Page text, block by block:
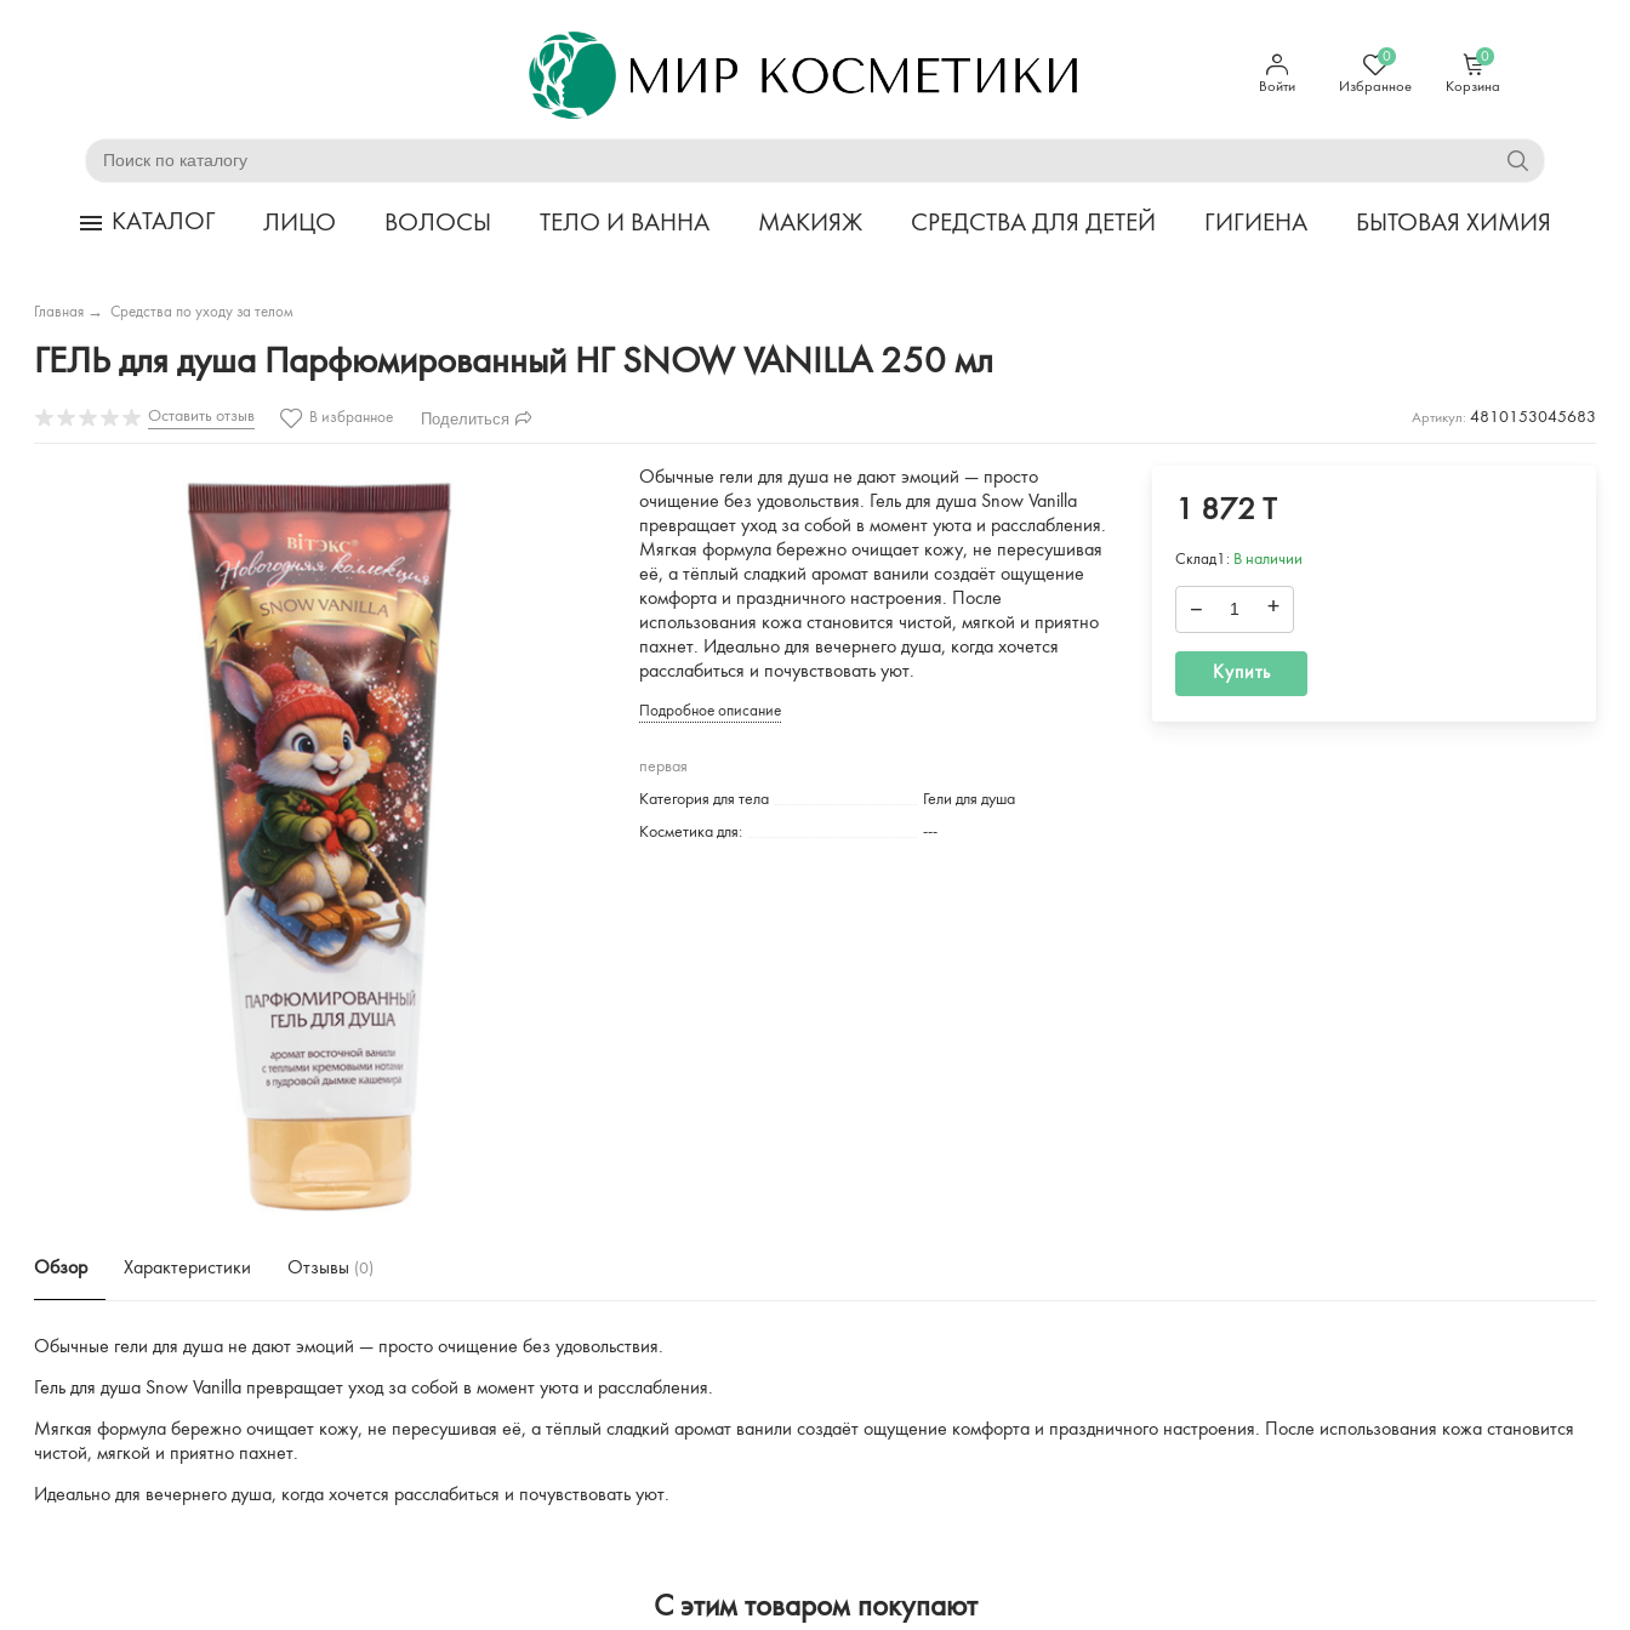
Войти
0
Избранное
0
Корзина
КАТАЛОГ ЛИЦО ВОЛОСЫ ТЕЛО И ВАННА МАКИЯЖ СРЕДСТВА ДЛЯ ДЕТЕЙ ГИГИЕНА БЫТОВАЯ ХИМИЯ
Главная → Средства по уходу за телом
ГЕЛЬ для душа Парфюмированный НГ SNOW VANILLA 250 мл
Оставить отзыв В избранное Поделиться Артикул: 4810153045683
Обычные гели для душа не дают эмоций — просто
очищение без удовольствия. Гель для душа Snow Vanilla
превращает уход за собой в момент уюта и расслабления.
Мягкая формула бережно очищает кожу, не пересушивая
её, а тёплый сладкий аромат ванили создаёт ощущение
комфорта и праздничного настроения. После
использования кожа становится чистой, мягкой и приятно
пахнет. Идеально для вечернего душа, когда хочется
расслабиться и почувствовать уют.
Подробное описание
первая
Категория для тела Гели для душа
Косметика для: ---
1 872 T
Склад1: В наличии
– +
Купить
Обзор Характеристики Отзывы (0)
Обычные гели для душа не дают эмоций — просто очищение без удовольствия.
Гель для душа Snow Vanilla превращает уход за собой в момент уюта и расслабления.
Мягкая формула бережно очищает кожу, не пересушивая её, а тёплый сладкий аромат ванили создаёт ощущение комфорта и праздничного настроения. После использования кожа становится
чистой, мягкой и приятно пахнет.
Идеально для вечернего душа, когда хочется расслабиться и почувствовать уют.
C этим товаром покупают